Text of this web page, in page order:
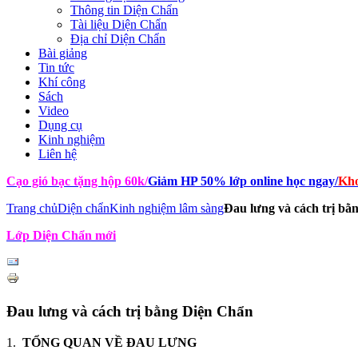
Thông tin Diện Chẩn
Tài liệu Diện Chẩn
Địa chỉ Diện Chẩn
Bài giảng
Tin tức
Khí công
Sách
Video
Dụng cụ
Kinh nghiệm
Liên hệ
Cạo gió bạc tặng hộp 60k/Giảm HP 50% lớp online học ngay/
Trang chủDiện chẩnKinh nghiệm lâm sàngĐau lưng và cách trị
Lớp Diện Chẩn mới
Đau lưng và cách trị bằng Diện Chẩn
1. TỔNG QUAN VỀ ĐAU LƯNG